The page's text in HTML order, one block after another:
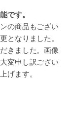
です。
の商品もござい
となりました。
きました。画像
変申し訳ござい
げます。